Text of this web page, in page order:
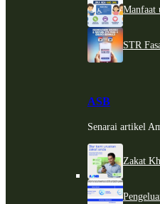
Manfaat
STR
ASB
Senarai artikel
Zakat